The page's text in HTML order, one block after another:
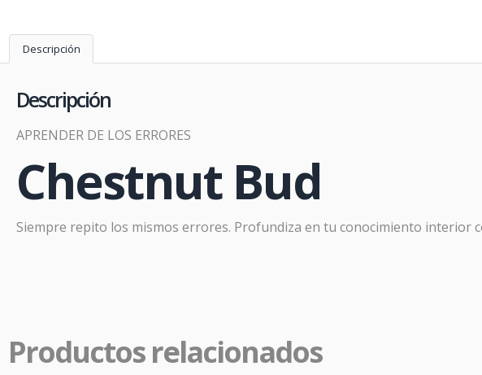
Descripción
Descripción
APRENDER DE LOS ERRORES
Chestnut Bud
Siempre repito los mismos errores. Profundiza en tu conocimiento interior
Productos relacionados